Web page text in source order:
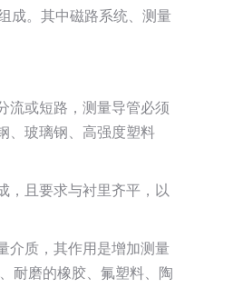
成。其中磁路系统、测量
流或短路，测量导管必须
、玻璃钢、高强度塑料
，且要求与衬里齐平，以
介质，其作用是增加测量
耐磨的橡胶、氟塑料、陶